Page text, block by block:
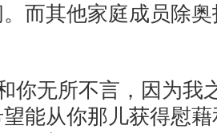
而其他家庭成员除
你无所不言，因为我
能从你那儿获得慰